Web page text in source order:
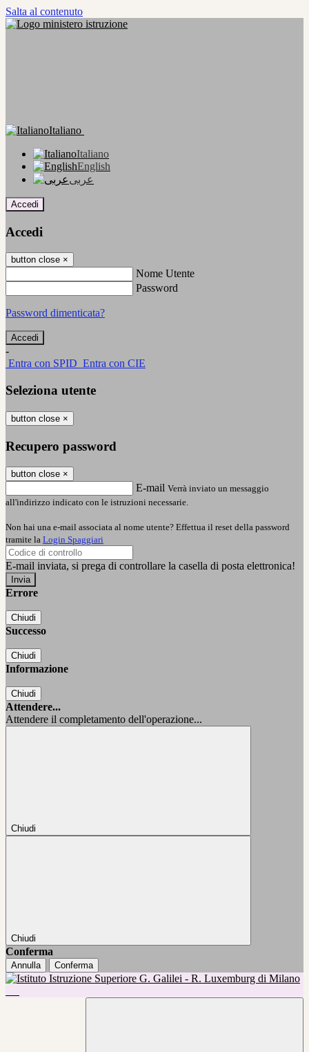
Salta al contenuto
Italiano
Italiano
English
عربى
Accedi
Accedi
button close ×
Nome Utente
Password
Password dimenticata?
-
Entra con SPID Entra con CIE
Seleziona utente
button close ×
Recupero password
button close ×
E-mail Verrà inviato un messaggio
all'indirizzo indicato con le istruzioni necessarie.
Non hai una e-mail associata al nome utente? Effettua il reset della password
tramite la Login Spaggiari
E-mail inviata, si prega di controllare la casella di posta elettronica!
Errore
Chiudi
Successo
Chiudi
Informazione
Chiudi
Attendere...
Attendere il completamento dell'operazione...
Chiudi
Chiudi
Conferma
Annulla Conferma